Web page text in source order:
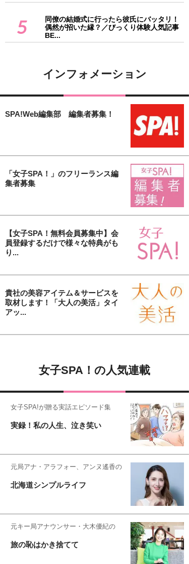
5
同僚の結婚式に行ったら彼氏にバッタリ！
偶然が招いた縁？／びっくり体験人気記事
BE...
インフォメーション
SPA!Web編集部 編集者募集！
「女子SPA！」のフリーランス編
集者募集
【女子SPA！無料会員募集中】会
員登録するだけで様々な特典がも
り...
貴社の美容アイテム＆サービスを
取材します！「大人の美活」タイ
アッ...
女子SPA！の人気連載
女子SPA!が贈る実話エピソード集
実録！私の人生、泣き笑い
元局アナ・アラフォー、アンヌ遙香の
北海道シンプルライフ
元キー局アナウンサー・大木優紀の
旅の恥はかき捨てて